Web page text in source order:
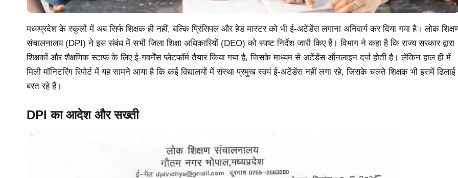
मध्यप्रदेश के स्कूलों में अब सिर्फ शिक्षक ही नहीं, बल्कि प्रिंसिपल और हेड मास्टर को भी ई-अटेंडेंस लगाना अनिवार्य कर दिया गया है। लोक
संचालनालय (DPI) ने इस संबंध में सभी जिला शिक्षा अधिकारियों (DEO) को स्पष्ट निर्देश जारी किए हैं। विभाग ने कहा है कि राज्य सरकार द्वारा
शिक्षकों और शैक्षणिक स्टाफ के लिए ई-गवर्नेंस प्लेटफॉर्म तैयार किया गया है, जिसके माध्यम से अटेंडेंस ऑनलाइन दर्ज होती है। लेकिन हाल ही में
मिली मॉनिटरिंग रिपोर्ट में यह सामने आया है कि कई विद्यालयों में संस्था प्रमुख स्वयं ई-अटेंडेंस नहीं लगा रहे, जिसके चलते शिक्षक भी इसमें ढिलाई
बरत रहे हैं।
DPI का आदेश और सख्ती